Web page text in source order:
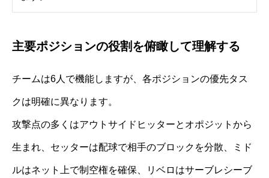
主要ポジションの役割を俯瞰して理解する
チームは6人で機能しますが、各ポジションの優先タス
クは明確に異なります。
攻撃点の多くはアウトサイドヒッターとオポジットから
生まれ、セッターは配球で相手のブロックを分散、ミド
ルはネット上で制空権を確保、リベロはサーブレシーブ